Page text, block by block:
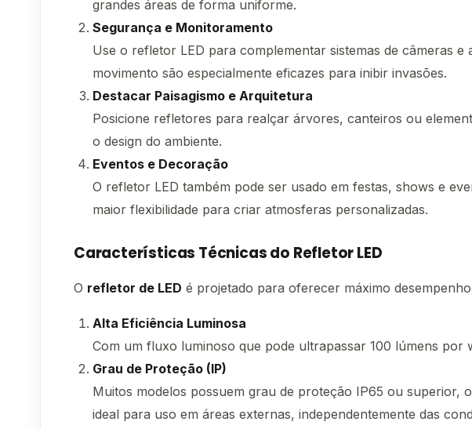
grandes áreas de forma uniforme.
Segurança e Monitoramento
Use o refletor LED para complementar sistemas de câmeras
movimento são especialmente eficazes para inibir invasões.
Destacar Paisagismo e Arquitetura
Posicione refletores para realçar árvores, canteiros ou
o design do ambiente.
Eventos e Decoração
O refletor LED também pode ser usado em festas, shows e
maior flexibilidade para criar atmosferas personalizadas.
Características Técnicas do Refletor LED
O refletor de LED é projetado para oferecer máximo
Alta Eficiência Luminosa
Com um fluxo luminoso que pode ultrapassar 100 lúmens
Grau de Proteção (IP)
Muitos modelos possuem grau de proteção IP65 ou superior,
ideal para uso em áreas externas, independentemente das